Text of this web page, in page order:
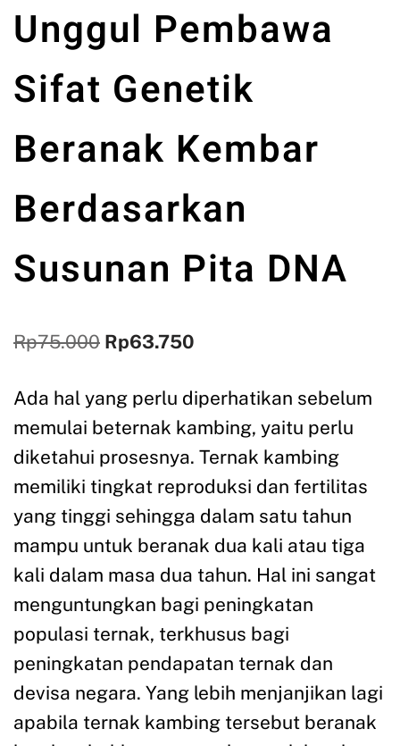
Unggul Pembawa
Sifat Genetik
Beranak Kembar
Berdasarkan
Susunan Pita DNA
Rp75.000 Rp63.750
Ada hal yang perlu diperhatikan sebelum
memulai beternak kambing, yaitu perlu
diketahui prosesnya. Ternak kambing
memiliki tingkat reproduksi dan fertilitas
yang tinggi sehingga dalam satu tahun
mampu untuk beranak dua kali atau tiga
kali dalam masa dua tahun. Hal ini sangat
menguntungkan bagi peningkatan
populasi ternak, terkhusus bagi
peningkatan pendapatan ternak dan
devisa negara. Yang lebih menjanjikan lagi
apabila ternak kambing tersebut beranak